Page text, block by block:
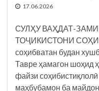
17.06.2026
СУЛҲУ ВАҲДАТ-
ТОҶИКИСТОНИ
соҳибватан будан
Тавре ҳамагон шоҳид
файзи
маҳбубамон ба